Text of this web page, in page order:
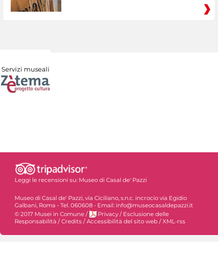
Servizi museali
Leggi le recensioni su: Museo di Casal de' Pazzi
Museo di Casal de' Pazzi, via Ciciliano, s.n.c. incrocio via Egidio
Galbani, Roma - Tel. 060608 - Email: info@museocasaldepazzi.it
© 2017 Musei in Comune / Privacy / Esclusione delle
Responsabilità /Credits /Accessibilità del sito web /XML-rss